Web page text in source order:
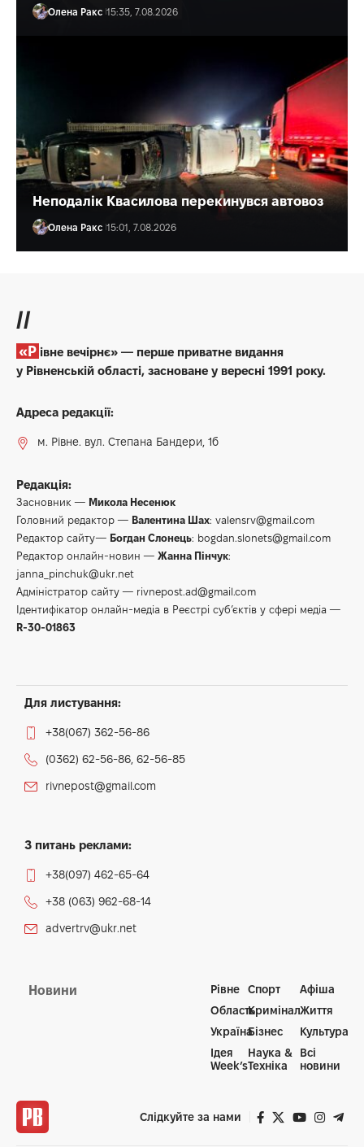
Олена Ракс 15:35, 7.08.2026
Неподалік Квасилова перекинувся автовоз
Олена Ракс 15:01, 7.08.2026
//
«Рівне вечірнє» — перше приватне видання
у Рівненській області, засноване у вересні 1991 року.
Адреса редакції:
м. Рівне. вул. Степана Бандери, 1б
Редакція:
Засновник — Микола Несенюк
Головний редактор — Валентина Шах: valensrv@gmail.com
Редактор сайту— Богдан Слонець: bogdan.slonets@gmail.com
Редактор онлайн-новин — Жанна Пінчук:
janna_pinchuk@ukr.net
Адміністратор сайту — rivnepost.ad@gmail.com
Ідентифікатор онлайн-медіа в Реєстрі суб’єктів у сфері медіа —
R-30-01863
Для листування:
+38(067) 362-56-86
(0362) 62-56-86, 62-56-85
rivnepost@gmail.com
З питань реклами:
+38(097) 462-65-64
+38 (063) 962-68-14
advertrv@ukr.net
Новини
Рівне
Область
Україна
Ідея
Week’s
Спорт
Кримінал
Бізнес
Наука &
Техніка
Афіша
Життя
Культура
Всі
новини
Слідкуйте за нами